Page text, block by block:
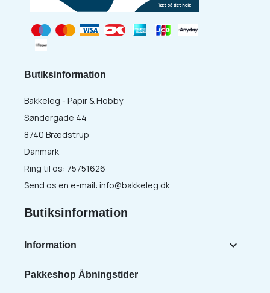
Pakkeshop Åbningstider
Butiksinformation
Bakkeleg - Papir & Hobby
Søndergade 44
8740 Brædstrup
Danmark
Ring til os: 75751626
Send os en e-mail: info@bakkeleg.dk
Butiksinformation
Information 